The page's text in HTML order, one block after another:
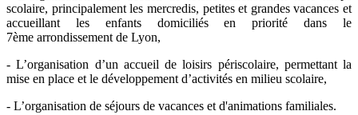
scolaire, principalement les mercredis, petites et grandes vacances et
accueillant les enfants domiciliés en priorité dans le
7ème arrondissement de Lyon,
- L’organisation d’un accueil de loisirs périscolaire, permettant la
mise en place et le développement d’activités en milieu scolaire,
- L’organisation de séjours de vacances et d'animations familiales.